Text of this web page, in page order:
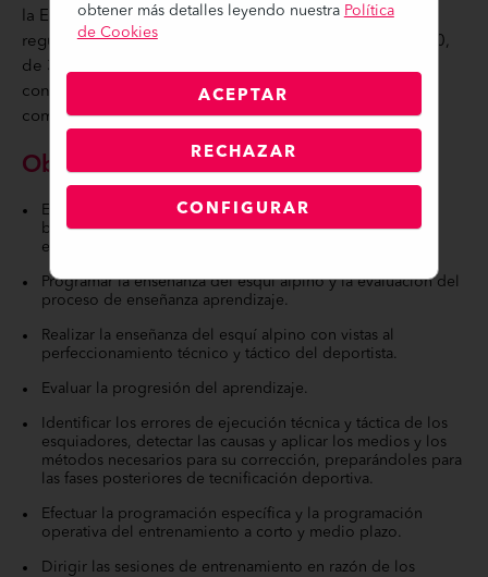
la Escuela de Formación de Aramón siguen las
regulaciones establecidas en el Real Decreto 319/2000,
de 3 de marzo, para dotar a los alumnos de los
conocimientos suficientes para permitirles el ejercicio
competente de sus funciones.
Objetivos
Esquiar con seguridad y eficacia en todo tipo de pista
balizada y en terrenos no balizados dentro del dominio
esquiable de una estación de deportes de invierno.
Programar la enseñanza del esquí alpino y la evaluación del
proceso de enseñanza aprendizaje.
Realizar la enseñanza del esquí alpino con vistas al
perfeccionamiento técnico y táctico del deportista.
Evaluar la progresión del aprendizaje.
Identificar los errores de ejecución técnica y táctica de los
esquiadores, detectar las causas y aplicar los medios y los
métodos necesarios para su corrección, preparándoles para
las fases posteriores de tecnificación deportiva.
Efectuar la programación específica y la programación
operativa del entrenamiento a corto y medio plazo.
Dirigir las sesiones de entrenamiento en razón de los
obtener más detalles leyendo nuestra Política
de Cookies
ACEPTAR
RECHAZAR
CONFIGURAR